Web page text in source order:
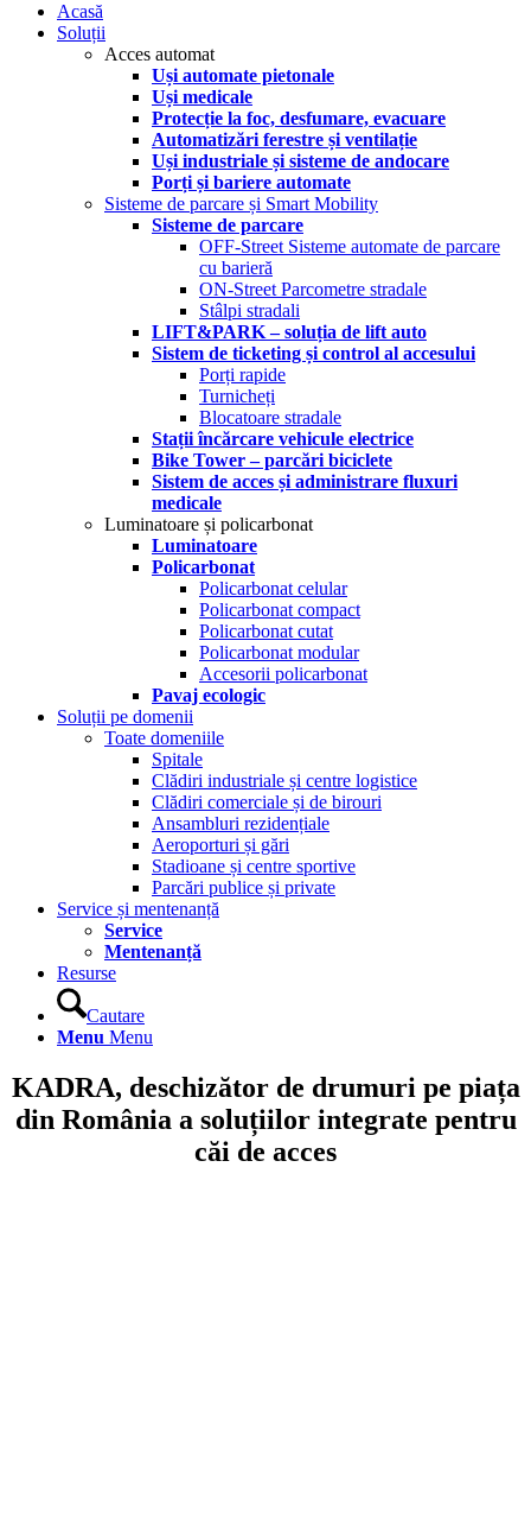
Acasă
Soluții
Acces automat
Uși automate pietonale
Uși medicale
Protecție la foc, desfumare, evacuare
Automatizări ferestre și ventilație
Uși industriale și sisteme de andocare
Porți și bariere automate
Sisteme de parcare și Smart Mobility
Sisteme de parcare
OFF-Street Sisteme automate de parcare
cu barieră
ON-Street Parcometre stradale
Stâlpi stradali
LIFT&PARK – soluția de lift auto
Sistem de ticketing și control al accesului
Porți rapide
Turnicheți
Blocatoare stradale
Stații încărcare vehicule electrice
Bike Tower – parcări biciclete
Sistem de acces și administrare fluxuri
medicale
Luminatoare și policarbonat
Luminatoare
Policarbonat
Policarbonat celular
Policarbonat compact
Policarbonat cutat
Policarbonat modular
Accesorii policarbonat
Pavaj ecologic
Soluții pe domenii
Toate domeniile
Spitale
Clădiri industriale și centre logistice
Clădiri comerciale și de birouri
Ansambluri rezidențiale
Aeroporturi și gări
Stadioane și centre sportive
Parcări publice și private
Service și mentenanță
Service
Mentenanță
Resurse
Cautare
Menu Menu
KADRA, deschizător de drumuri pe piața
din România a soluțiilor integrate pentru
căi de acces